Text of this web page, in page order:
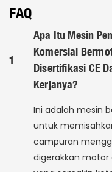
FAQ
1
Apa Itu Mesin
Komersial
Disertifikasi CE
Kerjanya?
Ini adalah mesin
untuk
campuran
digerakkan